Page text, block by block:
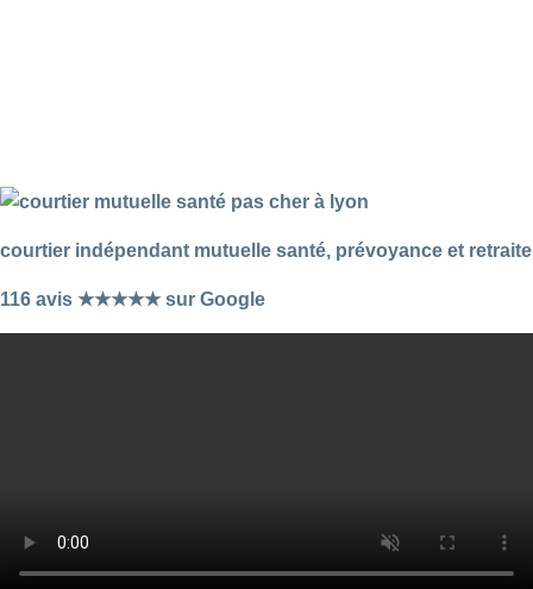
courtier indépendant mutuelle santé, prévoyance et retraite
116 avis ★★★★★ sur Google